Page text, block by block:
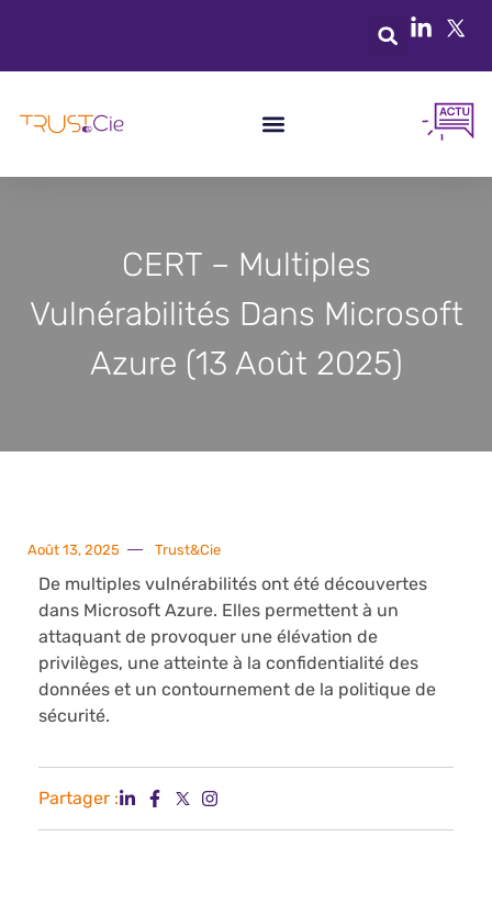
CERT – Multiples
Vulnérabilités Dans Microsoft
Azure (13 Août 2025)
Août 13, 2025 Trust&Cie
De multiples vulnérabilités ont été découvertes
dans Microsoft Azure. Elles permettent à un
attaquant de provoquer une élévation de
privilèges, une atteinte à la confidentialité des
données et un contournement de la politique de
sécurité.
Partager :